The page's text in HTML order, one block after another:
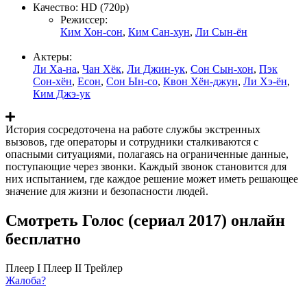
Качество: HD (720p)
Режиссер:
Ким Хон-сон, Ким Сан-хун, Ли Сын-ён
Актеры:
Ли Ха-на, Чан Хёк, Ли Джин-ук, Сон Сын-хон, Пэк
Сон-хён, Есон, Сон Ын-со, Квон Хён-джун, Ли Хэ-ён,
Ким Джэ-ук
История сосредоточена на работе службы экстренных
вызовов, где операторы и сотрудники сталкиваются с
опасными ситуациями, полагаясь на ограниченные данные,
поступающие через звонки. Каждый звонок становится для
них испытанием, где каждое решение может иметь решающее
значение для жизни и безопасности людей.
Смотреть Голос (сериал 2017) онлайн
бесплатно
Плеер I Плеер II Трейлер
Жалоба?